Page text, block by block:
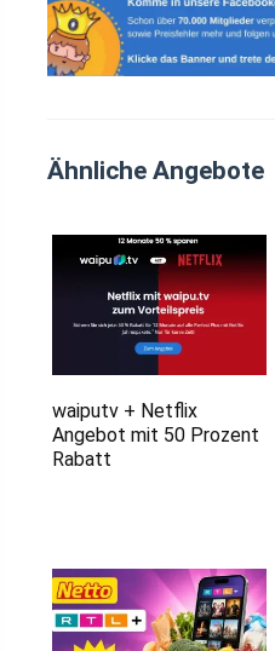
Ähnliche Angebote
waiputv + Netflix
Angebot mit 50 Prozent
Rabatt